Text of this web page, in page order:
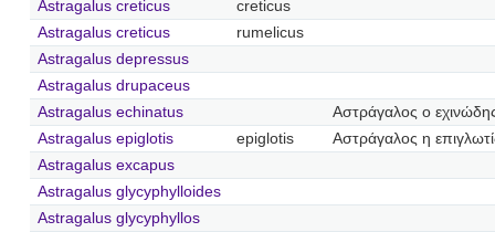
Astragalus creticus
creticus
Astragalus creticus
rumelicus
Astragalus depressus
Astragalus drupaceus
Astragalus echinatus
Αστράγαλος ο
Astragalus epiglotis
epiglotis
Αστράγαλος η
Astragalus excapus
Astragalus glycyphylloides
Astragalus glycyphyllos